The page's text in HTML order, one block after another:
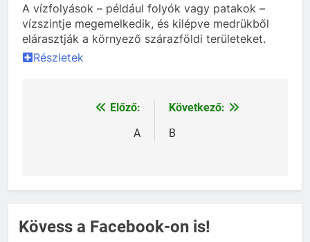
A vízfolyások – például folyók vagy patakok –
vízszintje megemelkedik, és kilépve medrükből
elárasztják a környező szárazföldi területeket.
Részletek
BejegyzésElőző:
A
Következő:
B
Kövess a Facebook-on is!